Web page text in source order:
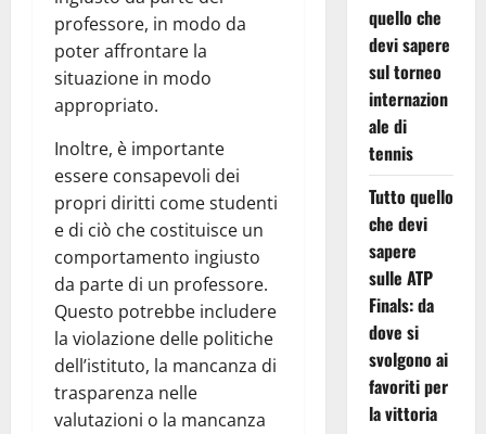
professore, in modo da
poter affrontare la
situazione in modo
appropriato.
Inoltre, è importante
essere consapevoli dei
propri diritti come studenti
e di ciò che costituisce un
comportamento ingiusto
da parte di un professore.
Questo potrebbe includere
la violazione delle politiche
dell’istituto, la mancanza di
trasparenza nelle
valutazioni o la mancanza
quello che
devi sapere
sul torneo
internazion
ale di
tennis
Tutto quello
che devi
sapere
sulle ATP
Finals: da
dove si
svolgono ai
favoriti per
la vittoria